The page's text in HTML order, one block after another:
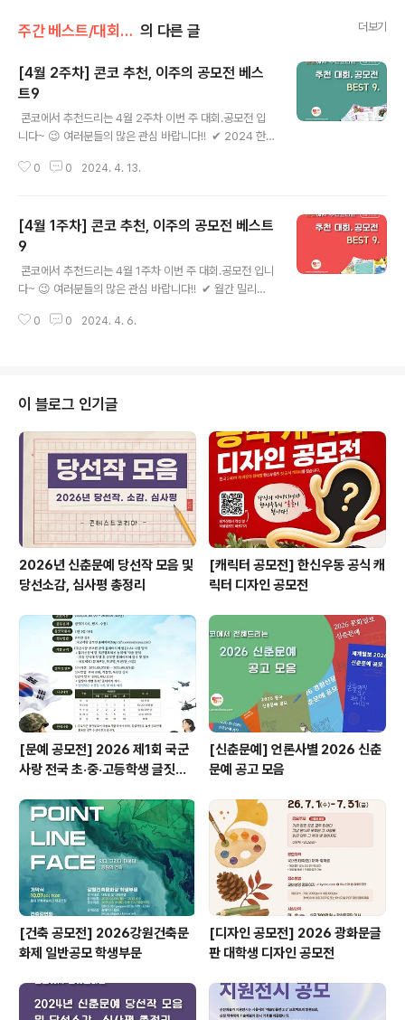
주간 베스트/대회 • 공모전 의 다른 글 더보기
[4월 2주차] 콘코 추천, 이주의 공모전 베스
트9
​ 콘코에서 추천드리는 4월 2주차 이번 주 대회.공모전 입
니다~ 😉 여러분들의 많은 관심 바랍니다!! ​ ​✔ 2024 한
주제 및 사진·영상·일러스트 공모전 ✔ 2024 국제아동미
9회 온라인 AI 글쓰기 대회 (설득하는 글) ✔ 제30회 전국
한지공예대전 ✔ 2024 카쟈: 한국 청소년 아트 페스티벌
✔ 2024 디지털 마케터 자격증(DMQ) 마케팅 아이디어
공모전 ​ * 자세한 내용은 뉴스카드를 클릭하시면 확인하실
수 있습니다. ​ ​ ​ ​ 자세한 내용은 콘테스트코리아 홈페이지에
서 확인하시면 도움이 됩니다~​ 콘테스트, 공모전,..
0 0 2024. 4. 13.
[4월 1주차] 콘코 추천, 이주의 공모전 베스트
9
​​ 콘코에서 추천드리는 4월 1주차 이번 주 대회.공모전 입니
다~ 😉 여러분들의 많은 관심 바랍니다!! ​ ​✔ 월간 밀리로
시아상 : DFA Design for Asia Awards ✔ 1분! 영상으
마케팅 아이디어 공모전 ✔ 2024 화순여행 숏폼영상 공모
전 ✔ 제22회 푸른인천 글쓰기대회 ✔ 제5회 동남센터 백
일장 ✔ 방상탈 캐릭터 공모전 ​ * 자세한 내용은 뉴스카드
를 클릭하시면 확인하실 수 있습니다. ​ ​ 자세한 내용은 콘테
스트코리아 홈페이지에서 확인하시..
0 0 2024. 4. 6.
이 블로그 인기글
2026년 신춘문예 당선작 모음 및
당선소감, 심사평 총정리
[캐릭터 공모전] 한신우동 공식 캐
릭터 디자인 공모전
[문예 공모전] 2026 제1회 국군
사랑 전국 초·중·고등학생 글짓기
[신춘문예] 언론사별 2026 신춘
문예 공고 모음
[건축 공모전] 2026강원건축문
화제 일반공모 학생부문
[디자인 공모전] 2026 광화문글
판 대학생 디자인 공모전